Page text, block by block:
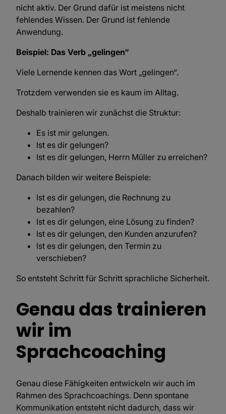
nicht aktiv. Der Grund dafür ist meistens nicht
fehlendes Wissen. Der Grund ist fehlende
Anwendung.
Beispiel: Das Verb „gelingen“
Viele Lernende kennen das Wort „gelingen“.
Trotzdem verwenden sie es kaum im Alltag.
Deshalb trainieren wir zunächst die Struktur:
Es ist mir gelungen.
Ist es dir gelungen?
Ist es dir gelungen, Herrn Müller zu erreichen?
Danach bilden wir weitere Beispiele:
Ist es dir gelungen, die Rechnung zu
bezahlen?
Ist es dir gelungen, eine Lösung zu finden?
Ist es dir gelungen, den Kunden anzurufen?
Ist es dir gelungen, den Termin zu
verschieben?
So entsteht Schritt für Schritt sprachliche Sicherheit.
Genau das trainieren
wir im
Sprachcoaching
Genau diese Fähigkeiten entwickeln wir auch im
Rahmen des Sprachcoachings. Denn spontane
Kommunikation entsteht nicht dadurch, dass wir